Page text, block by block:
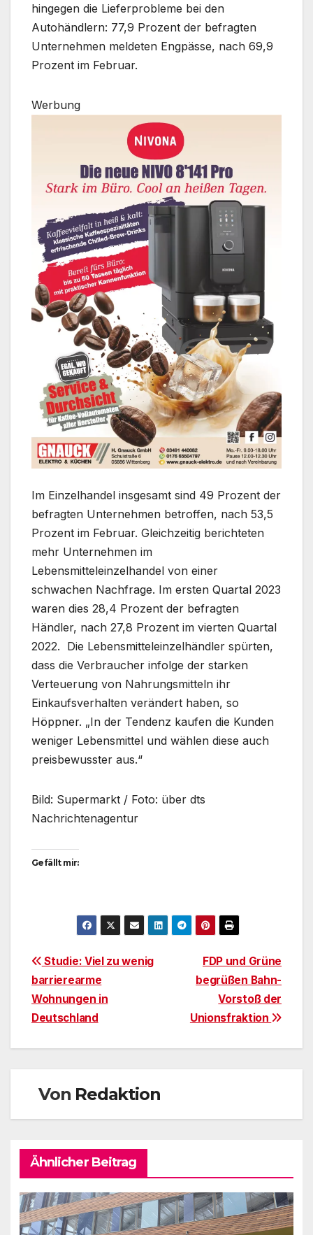
hingegen die Lieferprobleme bei den
Autohändlern: 77,9 Prozent der befragten
Unternehmen meldeten Engpässe, nach 69,9
Prozent im Februar.
Werbung
Im Einzelhandel insgesamt sind 49 Prozent der
befragten Unternehmen betroffen, nach 53,5
Prozent im Februar. Gleichzeitig berichteten
mehr Unternehmen im
Lebensmitteleinzelhandel von einer
schwachen Nachfrage. Im ersten Quartal 2023
waren dies 28,4 Prozent der befragten
Händler, nach 27,8 Prozent im vierten Quartal
2022. Die Lebensmitteleinzelhändler spürten,
dass die Verbraucher infolge der starken
Verteuerung von Nahrungsmitteln ihr
Einkaufsverhalten verändert haben, so
Höppner. „In der Tendenz kaufen die Kunden
weniger Lebensmittel und wählen diese auch
preisbewusster aus.“
Bild: Supermarkt / Foto: über dts
Nachrichtenagentur
Gefällt mir:
BeitragsnavigationFDP und Grüne
begrüßen Bahn-
Vorstoß der
Unionsfraktion
Studie: Viel zu wenig
barrierearme
Wohnungen in
Deutschland
Von Redaktion
Ähnlicher Beitrag